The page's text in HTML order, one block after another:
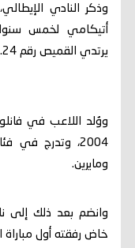
وذكر النادي
يرتدي القميص رقم 24.
2004، وتدرج في
ومايرين.
خاض رفقته أول مباراة